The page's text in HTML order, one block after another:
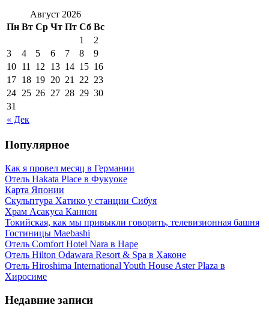
Август 2026
Пн Вт Ср Чт Пт Сб Вс
« Дек
1
2
3
4 5 6 7 8
9
10 11 12 13 14 15 16
17 18 19 20 21 22 23
24 25 26 27 28 29 30
31
Популярное
Как я провел месяц в Германии
Отель Hakata Place в Фукуоке
Карта Японии
Скульптура Хатико у станции Сибуя
Храм Асакуса Каннон
Токийская, как мы привыкли говорить, телевизионная башня
Гостиницы Maebashi
Отель Comfort Hotel Nara в Наре
Отель Hilton Odawara Resort & Spa в Хаконе
Отель Hiroshima International Youth House Aster Plaza в
Хиросиме
Недавние записи